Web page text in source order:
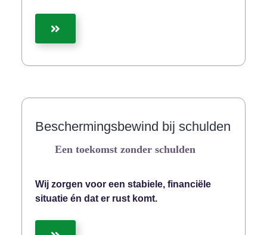
Beschermingsbewind bij schulden
Een toekomst zonder schulden
Wij zorgen voor een stabiele, financiële
situatie én dat er rust komt.